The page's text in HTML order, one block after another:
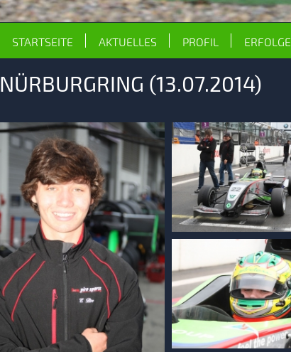
STARTSEITE AKTUELLES PROFIL ERFOLGE
NÜRBURGRING (13.07.2014)